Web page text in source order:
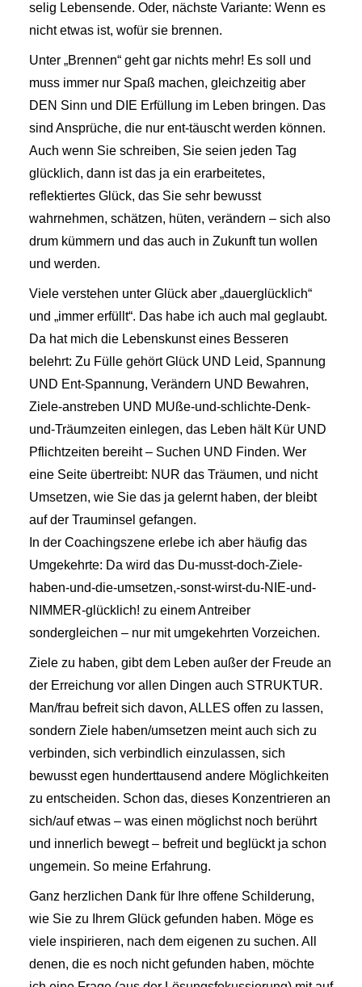
selig Lebensende. Oder, nächste Variante: Wenn es
nicht etwas ist, wofür sie brennen.
Unter „Brennen“ geht gar nichts mehr! Es soll und
muss immer nur Spaß machen, gleichzeitig aber
DEN Sinn und DIE Erfüllung im Leben bringen. Das
sind Ansprüche, die nur ent-täuscht werden können.
Auch wenn Sie schreiben, Sie seien jeden Tag
glücklich, dann ist das ja ein erarbeitetes,
reflektiertes Glück, das Sie sehr bewusst
wahrnehmen, schätzen, hüten, verändern – sich also
drum kümmern und das auch in Zukunft tun wollen
und werden.
Viele verstehen unter Glück aber „dauerglücklich“
und „immer erfüllt“. Das habe ich auch mal geglaubt.
Da hat mich die Lebenskunst eines Besseren
belehrt: Zu Fülle gehört Glück UND Leid, Spannung
UND Ent-Spannung, Verändern UND Bewahren,
Ziele-anstreben UND MUße-und-schlichte-Denk-
und-Träumzeiten einlegen, das Leben hält Kür UND
Pflichtzeiten bereiht – Suchen UND Finden. Wer
eine Seite übertreibt: NUR das Träumen, und nicht
Umsetzen, wie Sie das ja gelernt haben, der bleibt
auf der Trauminsel gefangen.
In der Coachingszene erlebe ich aber häufig das
Umgekehrte: Da wird das Du-musst-doch-Ziele-
haben-und-die-umsetzen,-sonst-wirst-du-NIE-und-
NIMMER-glücklich! zu einem Antreiber
sondergleichen – nur mit umgekehrten Vorzeichen.
Ziele zu haben, gibt dem Leben außer der Freude an
der Erreichung vor allen Dingen auch STRUKTUR.
Man/frau befreit sich davon, ALLES offen zu lassen,
sondern Ziele haben/umsetzen meint auch sich zu
verbinden, sich verbindlich einzulassen, sich
bewusst egen hunderttausend andere Möglichkeiten
zu entscheiden. Schon das, dieses Konzentrieren an
sich/auf etwas – was einen möglichst noch berührt
und innerlich bewegt – befreit und beglückt ja schon
ungemein. So meine Erfahrung.
Ganz herzlichen Dank für Ihre offene Schilderung,
wie Sie zu Ihrem Glück gefunden haben. Möge es
viele inspirieren, nach dem eigenen zu suchen. All
denen, die es noch nicht gefunden haben, möchte